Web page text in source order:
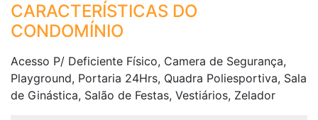
CARACTERÍSTICAS DO
CONDOMÍNIO
Acesso P/ Deficiente Físico, Camera de Segurança,
Playground, Portaria 24Hrs, Quadra Poliesportiva, Sala
de Ginástica, Salão de Festas, Vestiários, Zelador